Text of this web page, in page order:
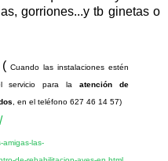
gorriones...y tb ginetas o
Cuando las instalaciones estén
servicio para laatención de
, en el teléfono 627 46 14 57)
amigas-las-